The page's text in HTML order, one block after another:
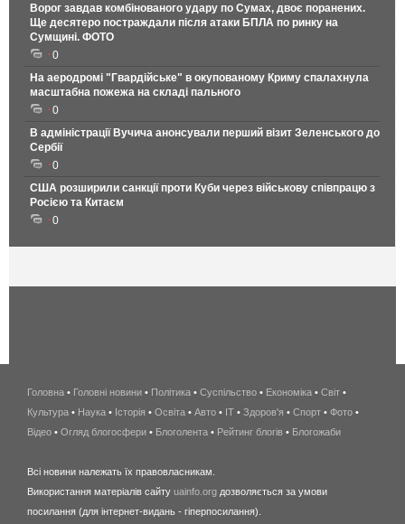
Ворог завдав комбінованого удару по Сумах, двоє поранених.
Ще десятеро постраждали після атаки БПЛА по ринку на
Сумщині. ФОТО
0
На аеродромі "Гвардійське" в окупованому Криму спалахнула
масштабна пожежа на складі пального
0
В адміністрації Вучича анонсували перший візит Зеленського до
Сербії
0
США розширили санкції проти Куби через військову співпрацю з
Росією та Китаєм
0
беспроводной
интернет
киев
wimax
Головна • Головні новини • Політика • Суспільство • Економіка • Світ •
Культура • Наука • Історія • Освіта • Авто • IT • Здоров'я • Спорт • Фото •
Відео • Огляд блогосфери • Блоголента • Рейтинг блогів • Блогожаби
Всі новини належать їх правовласникам.
Використання матеріалів сайту uainfo.org дозволяється за умови
посилання (для інтернет-видань - гіперпосилання).